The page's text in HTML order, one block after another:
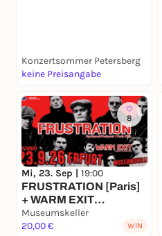
Konzertsommer Petersberg
keine Preisangabe
8
Mi, 23. Sep | 19:00
FRUSTRATION [Paris]
+ WARM EXIT
[Brussels] | 23.9.26
Museumskeller Erfurt
Museumskeller
20,00 €
WIN